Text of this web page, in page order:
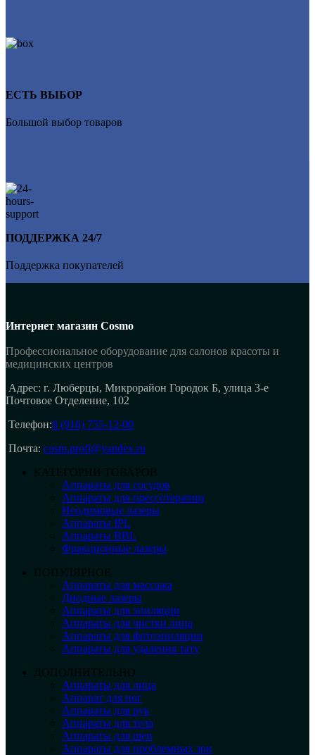
ЕСТЬ ВЫБОР
Большой выбор товаров
ПОДДЕРЖКА 24/7
Поддержка покупателей
Интернет магазин Cosmo
Профессиональное оборудование для салонов красоты и
медицинских центров
Адрес: г. Люберцы, Микрорайон Городок Б, улица 3-е
Почтовое Отделение, 102
Телефон:8 (916) 755-12-00
Почта: cosm.profi@yandex.ru
КАТЕГОРИИ ТОВАРОВ
Аппараты для сосудов
Аппараты для прессотерапии
Неодимовые лазеры
Аппараты IPL
Аппараты BBL
Фракционные лазеры
ПОПУЛЯРНОЕ
Аппараты для массажа
Диодные лазеры
Аппараты для эпиляции
Аппараты для чистки лица
Аппараты для фотоэпиляции
Аппараты для удаления тату
ДОПОЛНИТЕЛЬНО
Аппараты для лица
Аппарат для ног
Аппараты для рук
Аппараты для тела
Аппараты для шеи
Аппараты для проблемных зон